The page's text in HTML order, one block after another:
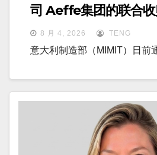
司 Aeffe集团的联合
8 月 4, 2026 TENG
意大利制造部（MIMIT）日前